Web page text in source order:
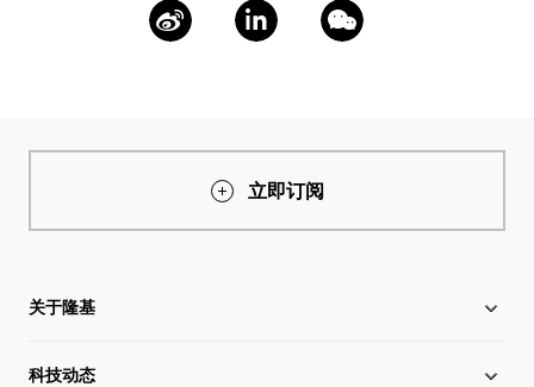
立即订阅
关于隆基
关于隆基
科技动态